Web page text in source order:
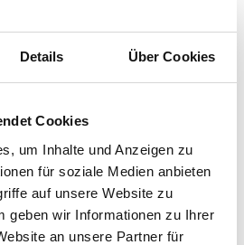
Details Über Cookies
Cookies
um Inhalte und Anzeigen zu
für soziale Medien anbieten
auf unsere Website zu
geben wir Informationen zu Ihrer
an unsere Partner für
und
/ Gewährleistung (417)
(169)